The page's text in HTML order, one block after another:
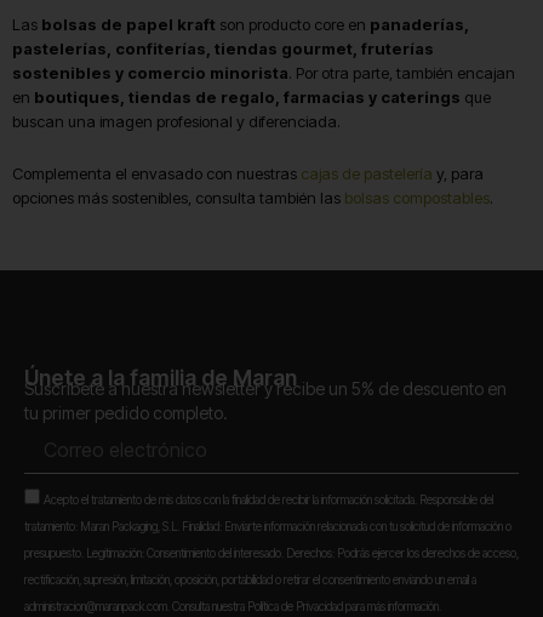
Las bolsas de papel kraft son producto core en panaderías,
pastelerías, confiterías, tiendas gourmet, fruterías
sostenibles y comercio minorista. Por otra parte, también encajan
en boutiques, tiendas de regalo, farmacias y caterings que
buscan una imagen profesional y diferenciada.
Complementa el envasado con nuestras cajas de pastelería y, para
opciones más sostenibles, consulta también las bolsas compostables.
Únete a la familia de Maran
Suscríbete a nuestra newsletter y recibe un 5% de descuento en
tu primer pedido completo.
electrónico
Aceptación
Acepto el tratamiento de mis datos con la finalidad de recibir la información solicitada. Responsable del
tratamiento: Maran Packaging, S.L. Finalidad: Enviarte información relacionada con tu solicitud de información o
presupuesto. Legitimación: Consentimiento del interesado. Derechos: Podrás ejercer los derechos de acceso,
rectificación, supresión, limitación, oposición, portabilidad o retirar el consentimiento enviando un email a
administracion@maranpack.com. Consulta nuestra Política de Privacidad para más información.